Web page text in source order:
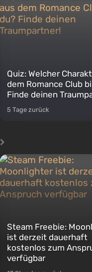
Quiz: Welcher
dem Romance Club
Finde deinen
5 Tage zurück
Steam Freebie:
ist derzeit dauerhaft
kostenlos zum
verfügbar